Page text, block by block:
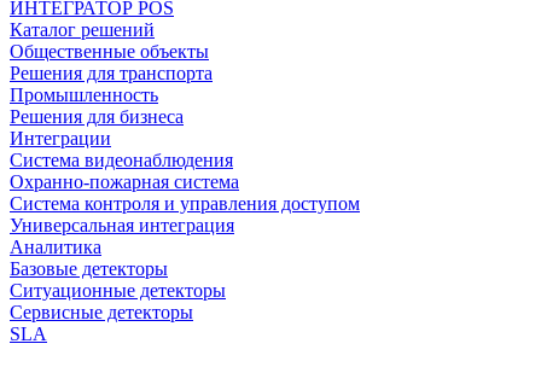
ИНТЕГРАТОР POS
Каталог решений
Общественные объекты
Решения для транспорта
Промышленность
Решения для бизнеса
Интеграции
Система видеонаблюдения
Охранно-пожарная система
Система контроля и управления доступом
Универсальная интеграция
Аналитика
Базовые детекторы
Ситуационные детекторы
Сервисные детекторы
SLA